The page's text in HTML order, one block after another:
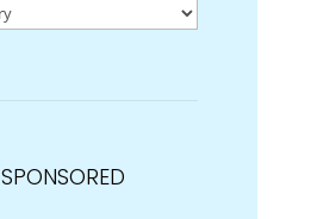
SPONSORED